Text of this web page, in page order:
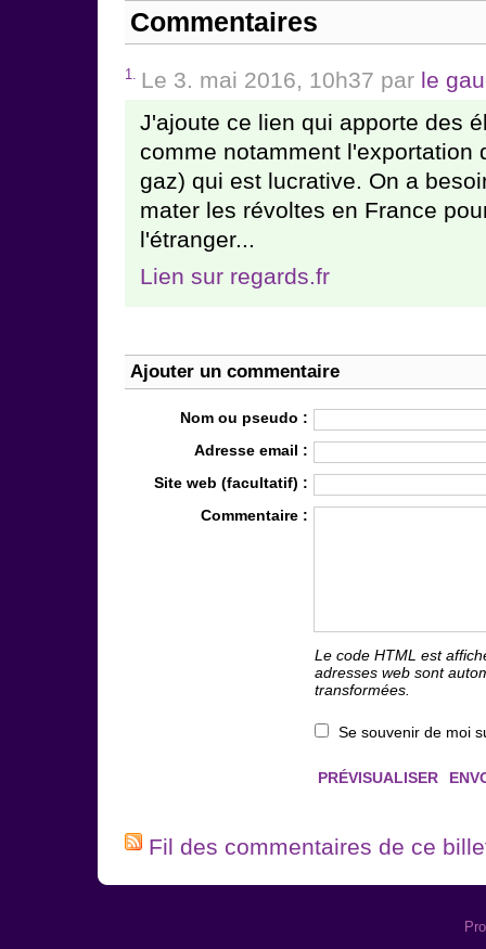
Commentaires
1. Le 3. mai 2016, 10h37 par le
J'ajoute ce lien qui apporte des
comme notamment l'exportation
gaz) qui est lucrative. On a
mater les révoltes en France
l'étranger...
Lien sur regards.fr
Ajouter un commentaire
Nom ou pseudo :
Adresse email :
Site web (facultatif) :
Commentaire :
Le code HTML est
adresses web sont
transformées.
Se souvenir de moi
Fil des commentaires de ce